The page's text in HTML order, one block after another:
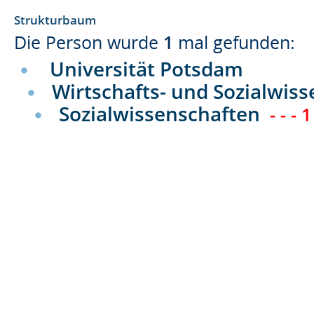
Strukturbaum
Die Person wurde 1 mal gefunden:
Universität Potsdam
Wirtschafts- und
Sozialwissenschaften - - - 1